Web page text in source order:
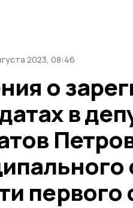
2023, 08:46
о
в
первого